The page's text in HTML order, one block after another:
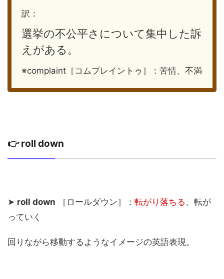
訳：
選挙の不公平さについて集中した訴
えがある。
※complaint［コムプレイントゥ］：苦情、不満
👉 roll down
➤ roll down ［ロールダウン］： 転がり落ちる 、転が
っていく
回りながら移動するようなイメージの英語表現。